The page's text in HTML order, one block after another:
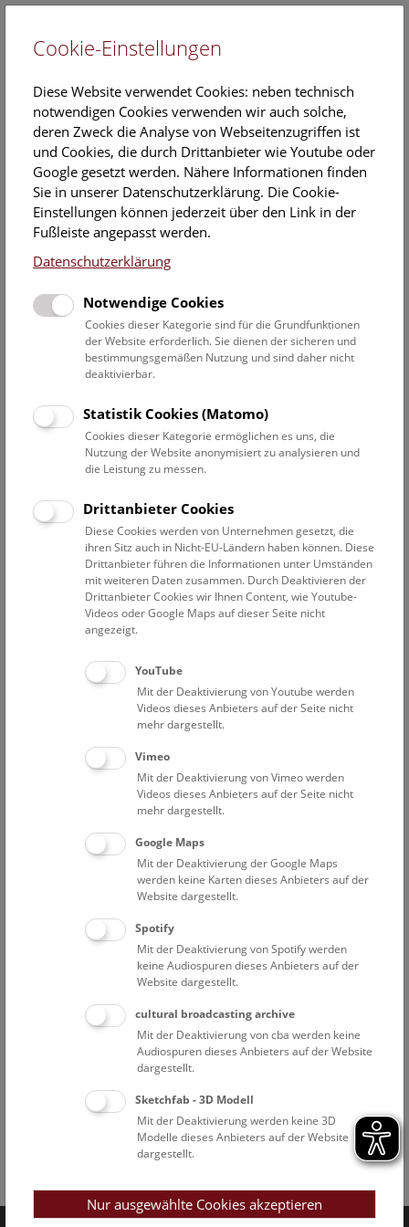
EN
Veranstaltungskalender
Informationen zu Gruppen,- Kindergarten- und
Schulprogrammen finden Siehier
Datumsfilter
1.8.2019
Datum auswählen
Erweiterte Suche
Filter zurücksetzen
1. August 2019
Bisher keine Ergebnisse. Dienstags ist das NHM Wien
in der Regel geschlossen. Ausnahmen finden sie
Eine Nacht im Museum
Cookie-Einstellungen
Diese Website verwendet Cookies: neben technisch
notwendigen Cookies verwenden wir auch solche,
deren Zweck die Analyse von Webseitenzugriffen ist
und Cookies, die durch Drittanbieter wie Youtube oder
Google gesetzt werden. Nähere Informationen finden
Sie in unserer Datenschutzerklärung. Die Cookie-
Einstellungen können jederzeit über den Link in der
Fußleiste angepasst werden.
Datenschutzerklärung
Notwendige Cookies
Cookies dieser Kategorie sind für die Grundfunktionen
der Website erforderlich. Sie dienen der sicheren und
bestimmungsgemäßen Nutzung und sind daher nicht
deaktivierbar.
Statistik Cookies (Matomo)
Cookies dieser Kategorie ermöglichen es uns, die
Nutzung der Website anonymisiert zu analysieren und
die Leistung zu messen.
Drittanbieter Cookies
Diese Cookies werden von Unternehmen gesetzt, die
ihren Sitz auch in Nicht-EU-Ländern haben können. Diese
Drittanbieter führen die Informationen unter Umständen
mit weiteren Daten zusammen. Durch Deaktivieren der
Drittanbieter Cookies wir Ihnen Content, wie Youtube-
Videos oder Google Maps auf dieser Seite nicht
angezeigt.
YouTube
Mit der Deaktivierung von Youtube werden
Videos dieses Anbieters auf der Seite nicht
mehr dargestellt.
Vimeo
Mit der Deaktivierung von Vimeo werden
Videos dieses Anbieters auf der Seite nicht
mehr dargestellt.
Google Maps
Mit der Deaktivierung der Google Maps
werden keine Karten dieses Anbieters auf der
Website dargestellt.
Spotify
Mit der Deaktivierung von Spotify werden
keine Audiospuren dieses Anbieters auf der
Website dargestellt.
cultural broadcasting archive
Mit der Deaktivierung von cba werden keine
Audiospuren dieses Anbieters auf der Website
dargestellt.
Sketchfab - 3D Modell
Mit der Deaktivierung werden keine 3D
Modelle dieses Anbieters auf der Website
dargestellt.
Nur ausgewählte Cookies akzeptieren